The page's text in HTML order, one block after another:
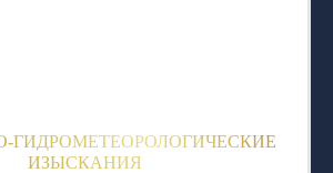
ГИДРОМЕТЕОРОЛОГИЧЕСКИЕ
ИЗЫСКАНИЯ